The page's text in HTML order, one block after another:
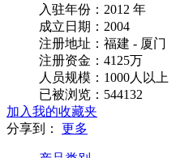
入驻年份：2012 年
成立日期：2004
注册地址：福建 - 厦门
注册资金：4125万
人员规模：1000人以上
已被浏览：544132
加入我的收藏夹
分享到：
更多